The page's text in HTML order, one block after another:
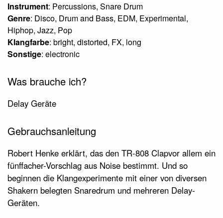
Instrument: Percussions, Snare Drum
Genre: Disco, Drum and Bass, EDM, Experimental,
Hiphop, Jazz, Pop
Klangfarbe: bright, distorted, FX, long
Sonstige: electronic
Was brauche ich?
Delay Geräte
Gebrauchsanleitung
Robert Henke erklärt, das den TR-808 Clapvor allem ein
fünffacher-Vorschlag aus Noise bestimmt. Und so
beginnen die Klangexperimente mit einer von diversen
Shakern belegten Snaredrum und mehreren Delay-
Geräten.